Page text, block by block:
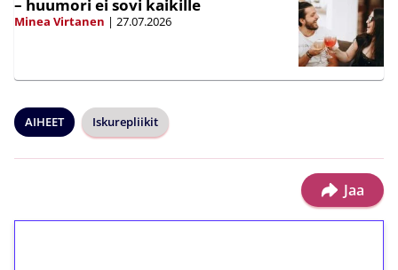
– huumori ei sovi kaikille
Minea Virtanen | 27.07.2026
AIHEET Iskurepliikit
Jaa